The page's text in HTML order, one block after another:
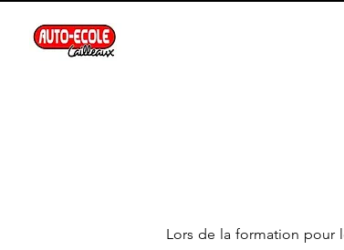
Lors de la formation pour